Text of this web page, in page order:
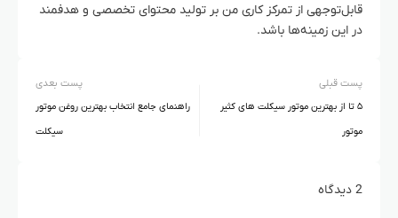
قابل‌توجهی از تمرکز کاری من بر تولید محتوای تخصصی و هدفمند
در این زمینه‌ها باشد.
پست قبلی
۵ تا از بهترین موتور سیکلت های کثیر
موتور
پست بعدی
راهنمای جامع انتخاب بهترین روغن موتور
سیکلت
2 دیدگاه